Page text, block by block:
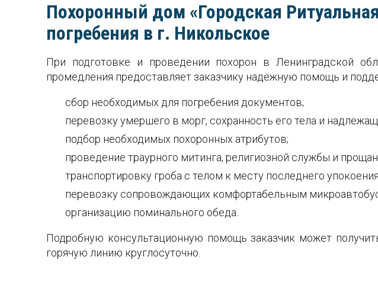
Похоронный дом «Городская
погребения в г. Никольское
При подготовке и проведении похорон в Ленинградской
промедления предоставляет заказчику надёжную помощь и
сбор необходимых для погребения документов;
перевозку умершего в морг, сохранность его тела и
подбор необходимых похоронных атрибутов;
проведение траурного митинга, религиозной службы и
транспортировку гроба с телом к месту последнего
перевозку сопровождающих комфортабельным
организацию поминального обеда.
Подробную консультационную помощь заказчик может
горячую линию круглосуточно.